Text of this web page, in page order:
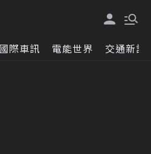
國際車訊 電能世界 交通新訊